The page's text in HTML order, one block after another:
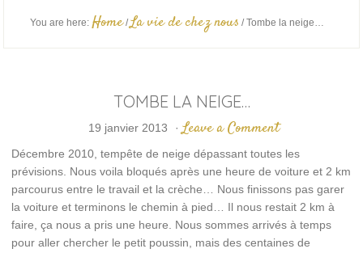
You are here: Home / La vie de chez nous /Tombe la neige…
TOMBE LA NEIGE…
19 janvier 2013 · Leave a Comment
Décembre 2010, tempête de neige dépassant toutes les
prévisions. Nous voila bloqués après une heure de voiture et 2 km
parcourus entre le travail et la crèche… Nous finissons pas garer
la voiture et terminons le chemin à pied… Il nous restait 2 km à
faire, ça nous a pris une heure. Nous sommes arrivés à temps
pour aller chercher le petit poussin, mais des centaines de